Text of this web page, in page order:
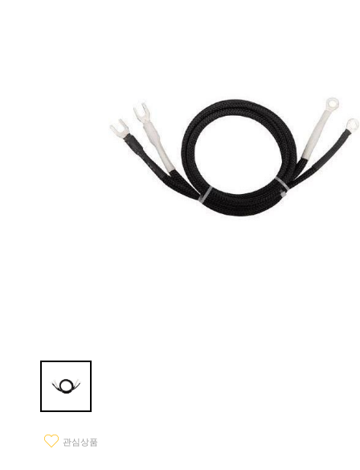
관심상품